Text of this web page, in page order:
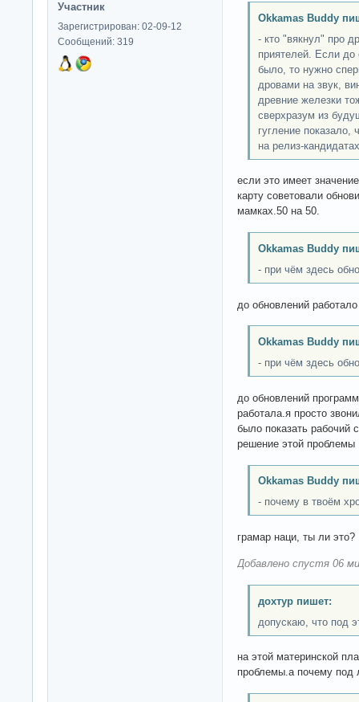
Участник
Зарегистрирован: 02-09-12
Сообщений: 319
Okkamas Buddy
- кто "вякнул" про
приятелей. Если до
было, то нужно
дровами на звук,
древние железки
сверхразум из
гугление
на релиз-
если это имеет
карту советовали
мамках.50 на 50.
Okkamas Buddy
- при чём здесь
до обновлений работало
Okkamas Buddy
- при чём здесь
до обновлений
работала.я просто
было показать рабочий
решение этой проблемы
Okkamas Buddy
- почему в твоём
грамар наци, ты ли это?
Добавлено спустя 06
дохтур пишет:
допускаю, что под
на этой материнской
проблемы.а почему под